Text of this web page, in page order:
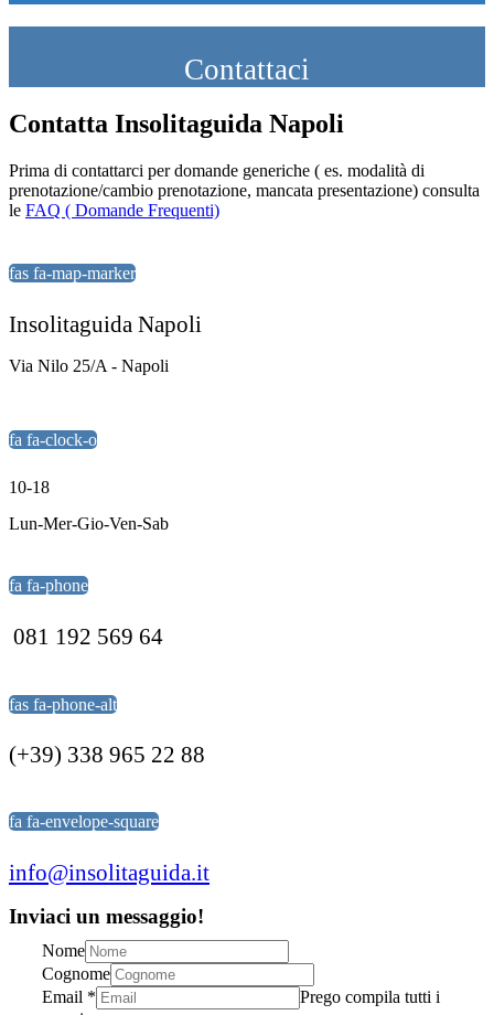
Contattaci
Contatta Insolitaguida Napoli
Prima di contattarci per domande generiche ( es. modalità di
prenotazione/cambio prenotazione, mancata presentazione) consulta
le FAQ ( Domande Frequenti)
fas fa-map-marker
Insolitaguida Napoli
Via Nilo 25/A - Napoli
fa fa-clock-o
10-18
Lun-Mer-Gio-Ven-Sab
fa fa-phone
081 192 569 64
fas fa-phone-alt
(+39) 338 965 22 88
fa fa-envelope-square
info@insolitaguida.it
Inviaci un messaggio!
Nome
Cognome
Email *
Prego compila tutti i